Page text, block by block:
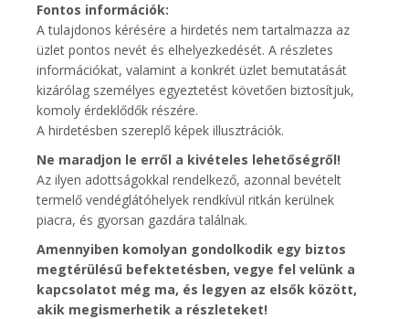
Fontos információk:
A tulajdonos kérésére a hirdetés nem tartalmazza az
üzlet pontos nevét és elhelyezkedését. A részletes
információkat, valamint a konkrét üzlet bemutatását
kizárólag személyes egyeztetést követően biztosítjuk,
komoly érdeklődők részére.
A hirdetésben szereplő képek illusztrációk.
Ne maradjon le erről a kivételes lehetőségről!
Az ilyen adottságokkal rendelkező, azonnal bevételt
termelő vendéglátóhelyek rendkívül ritkán kerülnek
piacra, és gyorsan gazdára találnak.
Amennyiben komolyan gondolkodik egy biztos
megtérülésű befektetésben, vegye fel velünk a
kapcsolatot még ma, és legyen az elsők között,
akik megismerhetik a részleteket!